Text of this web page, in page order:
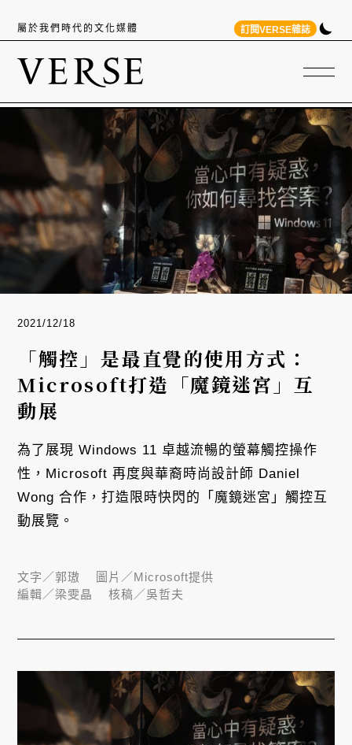
屬於我們時代的文化媒體 訂閱VERSE雜誌
2021/12/18
「觸控」是最直覺的使用方式：
Microsoft打造「魔鏡迷宮」互
動展
為了展現 Windows 11 卓越流暢的螢幕觸控操作
性，Microsoft 再度與華裔時尚設計師 Daniel
Wong 合作，打造限時快閃的「魔鏡迷宮」觸控互
動展覽。
文字／郭璈 圖片／Microsoft提供
編輯／梁雯晶 核稿／吳哲夫